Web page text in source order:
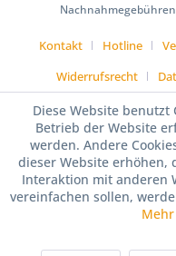
Kontakt Hotline
Widerrufsrecht
Diese Website
Betrieb der Website
werden. Andere
dieser Website
Interaktion mit anderen
vereinfachen sollen,